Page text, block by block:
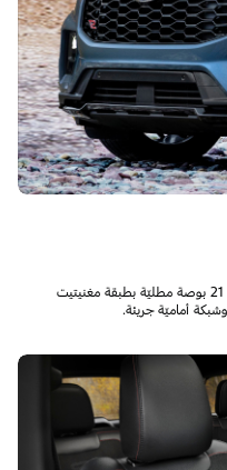
يتألّق طراز ST الرّياضي والإنسيابي بعجلات قياس 21 بوصة مطليّة بطبقة مغنيتيت
أماميّة جريئة.